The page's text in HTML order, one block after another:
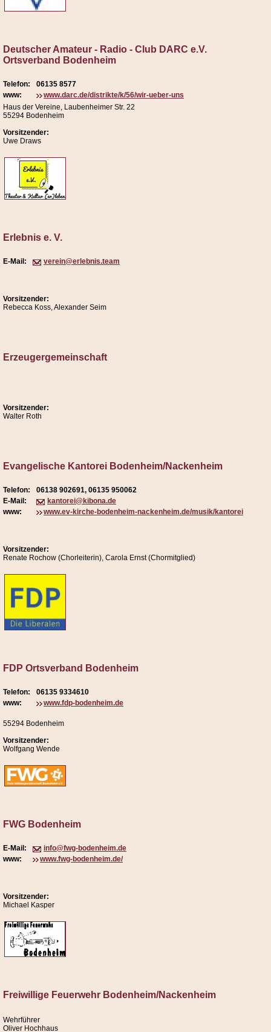
Deutscher Amateur - Radio - Club DARC e.V.
Ortsverband Bodenheim
Telefon:
06135 8577
www:
www.darc.de/distrikte/k/56/wir-ueber-uns
Haus der Vereine, Laubenheimer Str. 22
55294 Bodenheim
Vorsitzender:
Uwe Draws
Erlebnis e. V.
E-Mail: verein@erlebnis.team
Vorsitzender:
Rebecca Koss, Alexander Seim
Erzeugergemeinschaft
Vorsitzender:
Walter Roth
Evangelische Kantorei Bodenheim/Nackenheim
Telefon:
06138 902691, 06135 950062
E-Mail:
kantorei@kibona.de
www:
www.ev-kirche-bodenheim-nackenheim.de/musik/kantorei
Vorsitzender:
Renate Rochow (Chorleiterin), Carola Ernst (Chormitglied)
FDP Ortsverband Bodenheim
Telefon:
06135 9334610
www:
www.fdp-bodenheim.de
55294 Bodenheim
Vorsitzender:
Wolfgang Wende
FWG Bodenheim
E-Mail:
info@fwg-bodenheim.de
www:
www.fwg-bodenheim.de/
Vorsitzender:
Michael Kasper
Freiwillige Feuerwehr Bodenheim/Nackenheim
Wehrführer
Oliver Hochhaus